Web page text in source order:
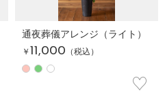
通夜葬儀アレンジ（ライト）
￥ 11,000 （税込）
♡